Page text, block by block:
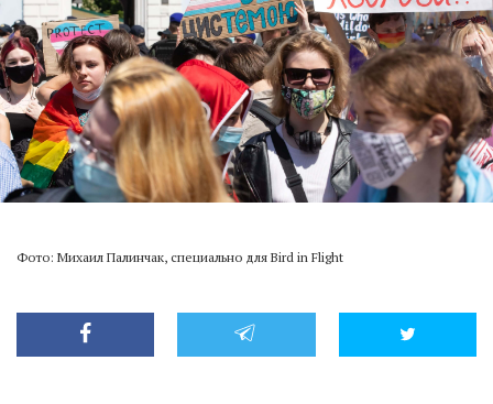
Фото: Михаил Палинчак, специально для Bird in Flight